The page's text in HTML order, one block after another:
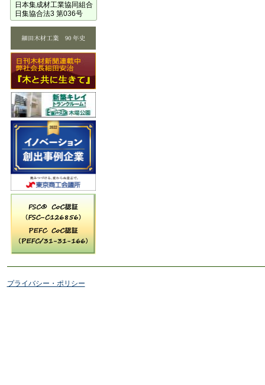
日本集成材工業協同組合
日集協合法3 第036号
プライバシー・ポリシー